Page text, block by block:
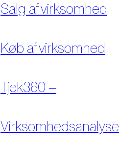
Salg af virksomhed
Køb af virksomhed
Tjek360 –
Virksomhedsanalyse